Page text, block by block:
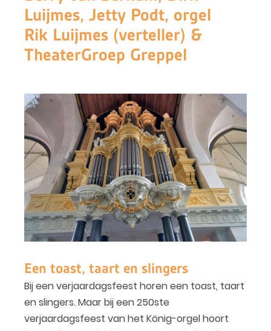
Luijmes, Jetty Podt, orgel
Rik Luijmes (verteller) &
TheaterGroep Greppel
Een toast, taart en slingers
Bij een verjaardagsfeest horen een toast, taart
en slingers. Maar bij een 250ste
verjaardagsfeest van het König-orgel hoort